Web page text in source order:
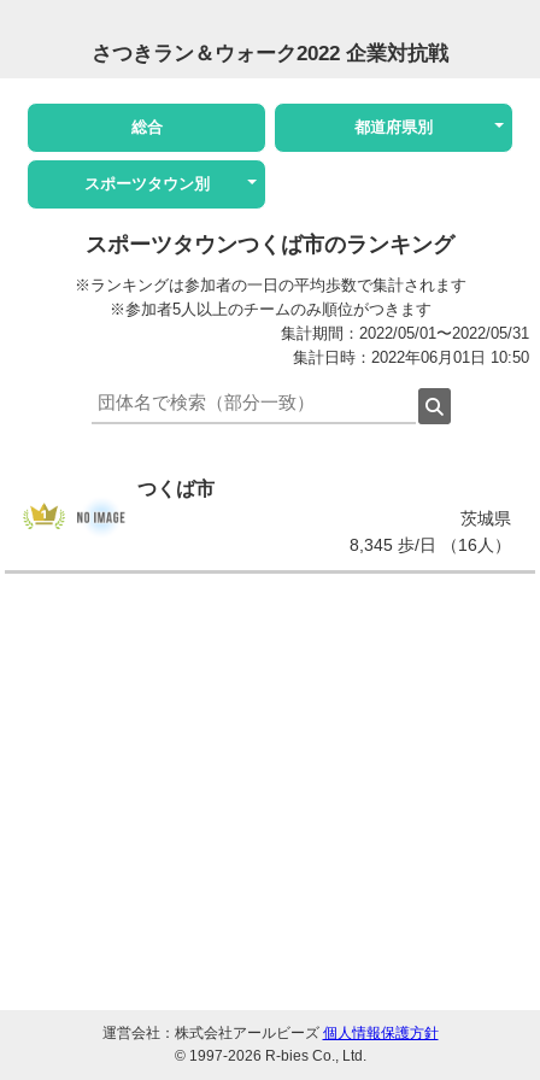
さつきラン＆ウォーク2022 企業対抗戦
総合 都道府県別
スポーツタウン別
スポーツタウンつくば市のランキング
※ランキングは参加者の一日の平均歩数で集計されます
※参加者5人以上のチームのみ順位がつきます
集計期間：2022/05/01〜2022/05/31
集計日時：2022年06月01日 10:50
つくば市
茨城県
8,345 歩/日 （16人）
運営会社：株式会社アールビーズ 個人情報保護方針
© 1997-2026 R-bies Co., Ltd.